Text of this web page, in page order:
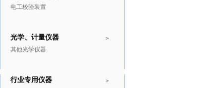
电工校验装置
>
光学、计量仪器
其他光学仪器
>
行业专用仪器
推广商品 更多>>